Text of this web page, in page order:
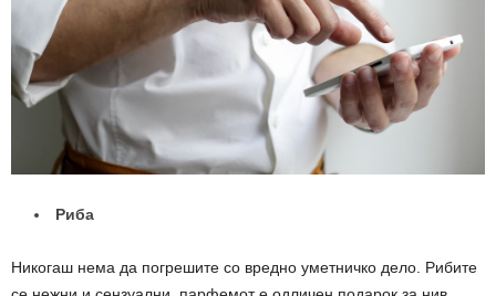
Риба
Никогаш нема да погрешите со вредно уметничко дело. Рибите